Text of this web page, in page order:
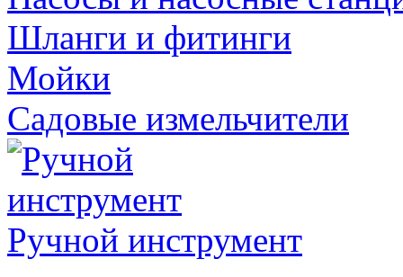
Шланги и фитинги
Мойки
Садовые измельчители
Ручной инструмент